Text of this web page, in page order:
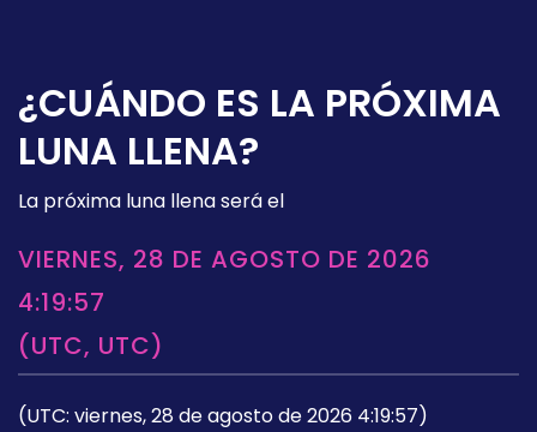
¿CUÁNDO ES LA PRÓXIMA
LUNA LLENA?
La próxima luna llena será el
VIERNES, 28 DE AGOSTO DE 2026
4:19:57
(UTC, UTC)
(UTC: viernes, 28 de agosto de 2026 4:19:57)